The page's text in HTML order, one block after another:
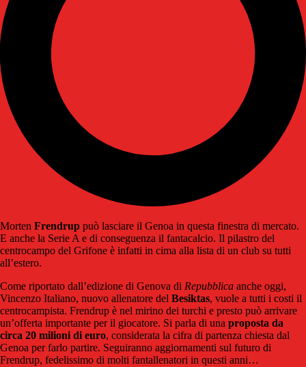
Morten Frendrup può lasciare il Genoa in questa finestra di mercato.
E anche la Serie A e di conseguenza il fantacalcio. Il pilastro del
centrocampo del Grifone è infatti in cima alla lista di un club su tutti
all’estero.
Come riportato dall’edizione di Genova di Repubblica anche oggi,
Vincenzo Italiano, nuovo allenatore del Besiktas, vuole a tutti i costi il
centrocampista. Frendrup è nel mirino dei turchi e presto può arrivare
un’offerta importante per il giocatore. Si parla di una proposta da
circa 20 milioni di euro, considerata la cifra di partenza chiesta dal
Genoa per farlo partire. Seguiranno aggiornamenti sul futuro di
Frendrup, fedelissimo di molti fantallenatori in questi anni…